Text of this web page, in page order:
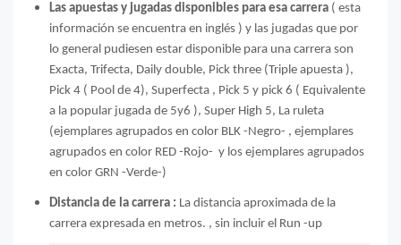
Las apuestas y jugadas disponibles para esa carrera ( esta
información se encuentra en inglés ) y las jugadas que por
lo general pudiesen estar disponible para una carrera son
Exacta, Trifecta, Daily double, Pick three (Triple apuesta ),
Pick 4 ( Pool de 4), Superfecta , Pick 5 y pick 6 ( Equivalente
a la popular jugada de 5y6 ), Super High 5, La ruleta
(ejemplares agrupados en color BLK -Negro- , ejemplares
agrupados en color RED -Rojo- y los ejemplares agrupados
en color GRN -Verde-)
Distancia de la carrera : La distancia aproximada de la
carrera expresada en metros. , sin incluir el Run -up